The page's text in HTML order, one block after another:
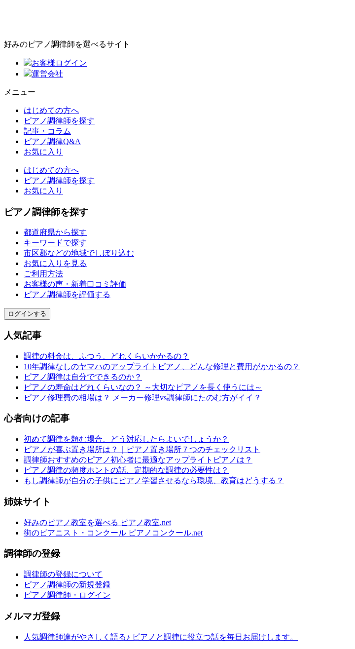
好みのピアノ調律師を選べるサイト
お客様ログイン
運営会社
メニュー
はじめての方へ
ピアノ調律師を探す
記事・コラム
ピアノ調律Q&A
お気に入り
はじめての方へ
ピアノ調律師を探す
お気に入り
ピアノ調律師を探す
都道府県から探す
キーワードで探す
市区郡などの地域でしぼり込む
お気に入りを見る
ご利用方法
お客様の声・新着口コミ評価
ピアノ調律師を評価する
ログインする
人気記事
調律の料金は、ふつう、どれくらいかかるの？
10年調律なしのヤマハのアップライトピアノ、どんな修理と費用がかかるの？
ピアノ調律は自分でできるのか？
ピアノの寿命はどれくらいなの？ ～大切なピアノを長く使うには～
ピアノ修理費の相場は？ メーカー修理vs調律師にたのむ方がイイ？
心者向けの記事
初めて調律を頼む場合、どう対応したらよいでしょうか？
ピアノが喜ぶ置き場所は？｜ピアノ置き場所７つのチェックリスト
調律師おすすめのピアノ初心者に最適なアップライトピアノは？
ピアノ調律の頻度ホントの話、定期的な調律の必要性は？
もし調律師が自分の子供にピアノ学習させるなら環境、教育はどうする？
姉妹サイト
好みのピアノ教室を選べる ピアノ教室.net
街のピアニスト・コンクール ピアノコンクール.net
調律師の登録
調律師の登録について
ピアノ調律師の新規登録
ピアノ調律師・ログイン
メルマガ登録
人気調律師達がやさしく語る♪ ピアノと調律に役立つ話を毎日お届けします。